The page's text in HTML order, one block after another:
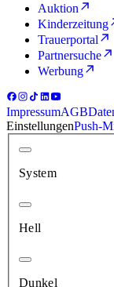
Auktion
Kinderzeitung
Trauerportal
Partnersuche
Werbung
ImpressumAGB
EinstellungenPush-
System
Hell
Dunkel